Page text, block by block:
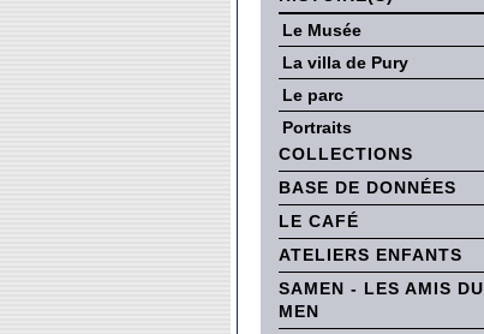
Le Musée
La villa de Pury
Le parc
Portraits
COLLECTIONS
BASE DE DONNÉES
LE CAFÉ
ATELIERS ENFANTS
SAMEN - LES AMIS DU
MEN